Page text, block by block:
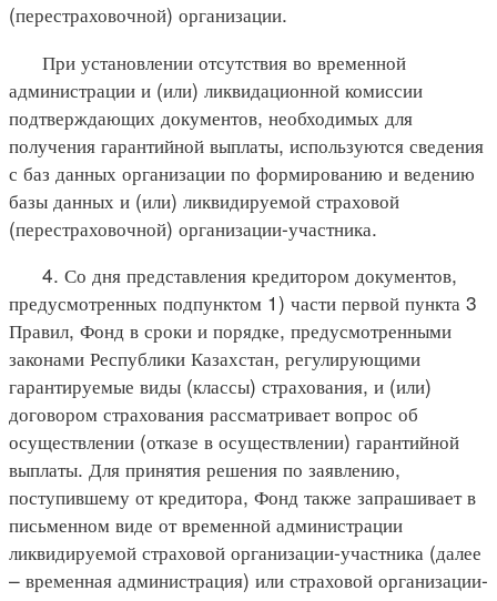
(перестраховочной) организации.
При установлении отсутствия во временной
администрации и (или) ликвидационной комиссии
подтверждающих документов, необходимых для
получения гарантийной выплаты, используются сведения
с баз данных организации по формированию и ведению
базы данных и (или) ликвидируемой страховой
(перестраховочной) организации-участника.
4. Со дня представления кредитором документов,
предусмотренных подпунктом 1) части первой пункта 3
Правил, Фонд в сроки и порядке, предусмотренными
законами Республики Казахстан, регулирующими
гарантируемые виды (классы) страхования, и (или)
договором страхования рассматривает вопрос об
осуществлении (отказе в осуществлении) гарантийной
выплаты. Для принятия решения по заявлению,
поступившему от кредитора, Фонд также запрашивает в
письменном виде от временной администрации
ликвидируемой страховой организации-участника (далее
– временная администрация) или страховой организации-